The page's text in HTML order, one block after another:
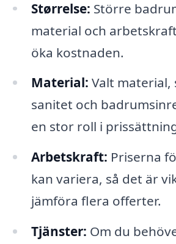
Størrelse: Större
material och
öka kostnaden.
Material: Valt material,
sanitet och
en stor roll i
Arbetskraft: Priserna
kan variera, så det är
jämföra flera offerter.
Tjänster: Om du